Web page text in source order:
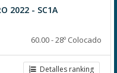
2022 - SC1A
60.00 - 28º Colocado
Detalles ranking